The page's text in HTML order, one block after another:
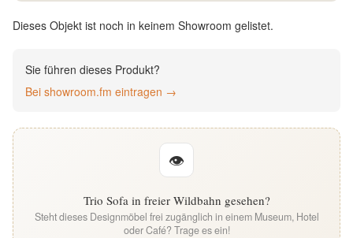
English
Deutsch
Dieses Objekt ist noch in keinem Showroom gelistet.
Sie führen dieses Produkt?
Bei showroom.fm eintragen →
👁
Trio Sofa in freier Wildbahn gesehen?
Steht dieses Designmöbel frei zugänglich in einem Museum, Hotel
oder Café? Trage es ein!